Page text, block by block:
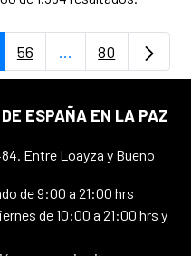
Use TAB para
Página
56 ...PáginasPágina
80
ESPAÑA EN LA PAZ
Entre Loayza y Bueno
de 9:00 a 21:00 hrs
de 10:00 a 21:00 hrs y